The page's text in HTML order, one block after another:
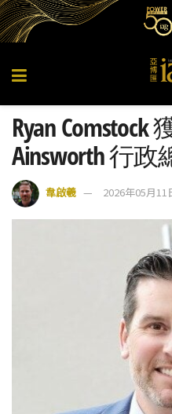
Ryan
Ainsworth 行政
韋啟羲 2026年05月11